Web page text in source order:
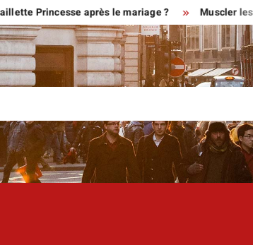
Princesse après le mariage ? Muscler les